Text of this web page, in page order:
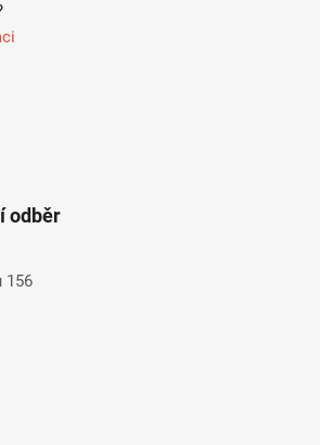
odběr
156